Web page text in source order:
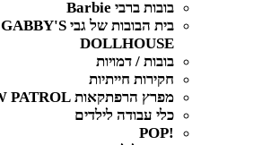
בובות ברבי Barbie
בית הבובות של גבי GABBY'S
DOLLHOUSE
בובות / דמויות
חקירות חייתיות
מפרץ הרפתקאות PAW PATROL
כלי עבודה לילדים
!POP